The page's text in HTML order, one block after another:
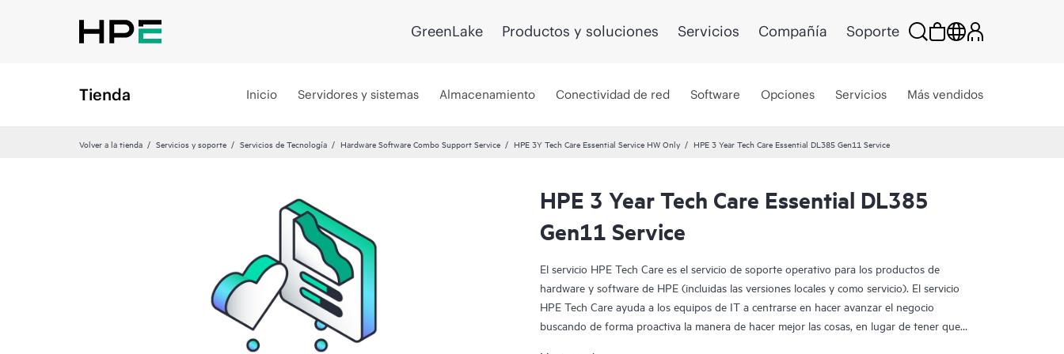
GreenLake Productos y soluciones Servicios Compañía Soporte
Tienda Inicio Servidores y sistemas Almacenamiento Conectividad de red Software Opciones Servicios Más vendidos
Volver a la tienda Servicios y soporte Servicios de Tecnología Hardware Software Combo Support Service HPE 3Y Tech Care Essential Service HW Only HPE 3 Year Tech Care Essential DL385 Gen11 Service
HPE 3 Year Tech Care Essential DL385
Gen11 Service
El servicio HPE Tech Care es el servicio de soporte operativo para los productos de
hardware y software de HPE (incluidas las versiones locales y como servicio). El servicio
HPE Tech Care ayuda a los equipos de IT a centrarse en hacer avanzar el negocio
buscando de forma proactiva la manera de hacer mejor las cosas, en lugar de tener que